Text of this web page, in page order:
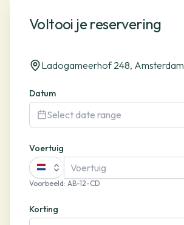
Voltooi je reservering
Ladogameerhof 248, Amsterdam
Datum
Select date range
Voertuig
Voorbeeld: AB-12-CD
Korting